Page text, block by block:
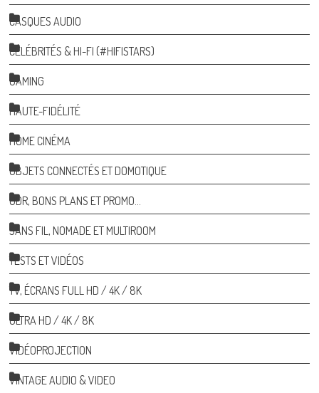
CASQUES AUDIO
CÉLÉBRITÉS & HI-FI (#HIFISTARS)
GAMING
HAUTE-FIDÉLITÉ
HOME CINÉMA
OBJETS CONNECTÉS ET DOMOTIQUE
ODR, BONS PLANS ET PROMO…
SANS FIL, NOMADE ET MULTIROOM
TESTS ET VIDÉOS
TV, ÉCRANS FULL HD / 4K / 8K
ULTRA HD / 4K / 8K
VIDÉOPROJECTION
VINTAGE AUDIO & VIDEO